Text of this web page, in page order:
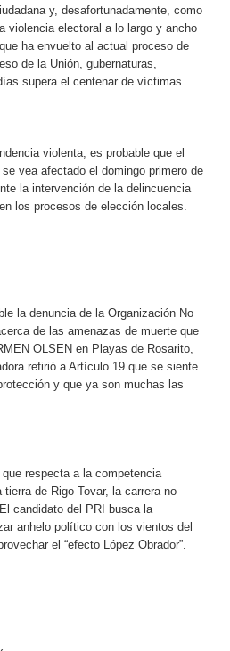
y, desafortunadamente, como
violencia electoral a lo largo y ancho
ha envuelto al actual proceso de
de la Unión, gubernaturas,
supera el centenar de víctimas.
violenta, es probable que el
vea afectado el domingo primero de
la intervención de la delincuencia
los procesos de elección locales.
la denuncia de la Organización No
de las amenazas de muerte que
OLSEN en Playas de Rosarito,
refirió a Artículo 19 que se siente
y que ya son muchas las
respecta a la competencia
de Rigo Tovar, la carrera no
candidato del PRI busca la
anhelo político con los vientos del
el “efecto López Obrador”.